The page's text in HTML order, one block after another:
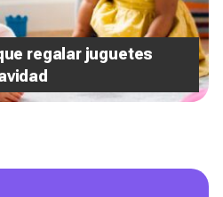
regalar juguetes